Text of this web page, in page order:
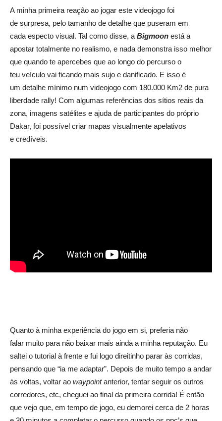
A minha primeira reação ao jogar este videojogo foi
de surpresa, pelo tamanho de detalhe que puseram em
cada especto visual. Tal como disse, a Bigmoon está a
apostar totalmente no realismo, e nada demonstra isso melhor
que quando te apercebes que ao longo do percurso o
teu veículo vai ficando mais sujo e danificado. E isso é
um detalhe mínimo num videojogo com 180.000 Km2 de pura
liberdade rally! Com algumas referências dos sítios reais da
zona, imagens satélites e ajuda de participantes do próprio
Dakar, foi possível criar mapas visualmente apelativos
e credíveis.
Quanto à minha experiência do jogo em si, preferia não
falar muito para não baixar mais ainda a minha reputação. Eu
saltei o tutorial à frente e fui logo direitinho parar às corridas,
pensando que “ia me adaptar”. Depois de muito tempo a andar
às voltas, voltar ao waypointanterior, tentar seguir os outros
corredores, etc, cheguei ao final da primeira corrida! É então
que vejo que, em tempo de jogo, eu demorei cerca de 2 horas